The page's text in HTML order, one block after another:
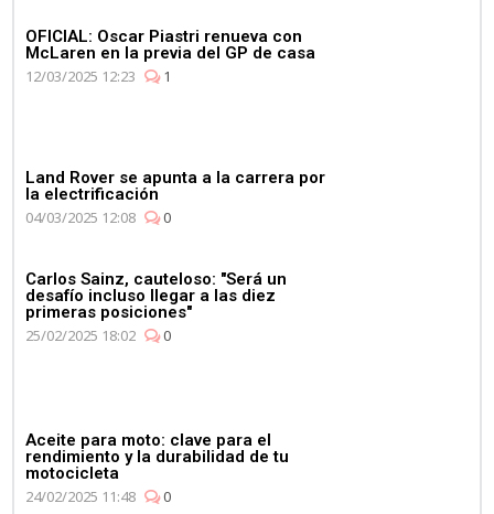
OFICIAL: Oscar Piastri renueva con
McLaren en la previa del GP de casa
12/03/2025 12:23
1
Land Rover se apunta a la carrera por
la electrificación
04/03/2025 12:08
0
Carlos Sainz, cauteloso: "Será un
desafío incluso llegar a las diez
primeras posiciones"
25/02/2025 18:02
0
Aceite para moto: clave para el
rendimiento y la durabilidad de tu
motocicleta
24/02/2025 11:48
0